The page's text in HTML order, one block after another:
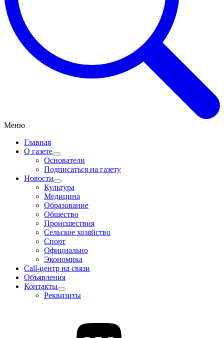
Меню
Главная
О газете
Основатели
Подписаться на газету
Новости
Культура
Медицина
Образование
Общество
Происшествия
Сельское хозяйство
Спорт
Официально
Экономика
Call-центр на связи
Объявления
Контакты
Реквизиты